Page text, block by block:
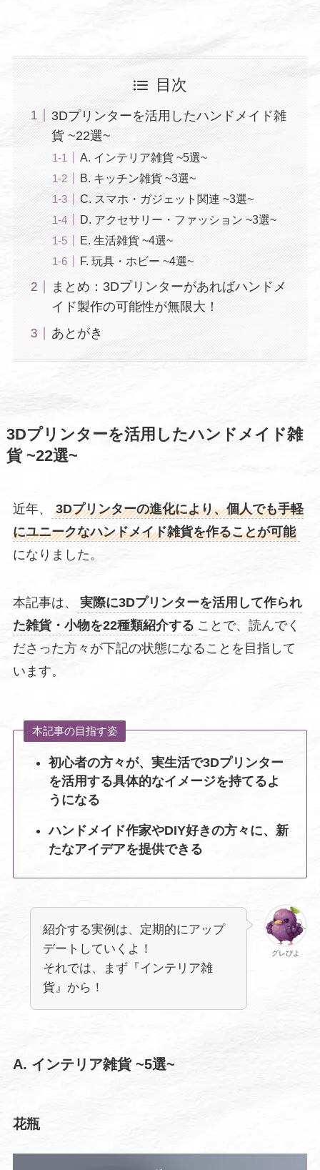
目次
3Dプリンターを活用したハンドメイド雑
貨 ~22選~
A. インテリア雑貨 ~5選~
B. キッチン雑貨 ~3選~
C. スマホ・ガジェット関連 ~3選~
D. アクセサリー・ファッション ~3選~
E. 生活雑貨 ~4選~
F. 玩具・ホビー ~4選~
まとめ：3Dプリンターがあればハンドメ
イド製作の可能性が無限大！
あとがき
3Dプリンターを活用したハンドメイド雑
貨 ~22選~
近年、
3Dプリンターの進化により、個人でも手軽
にユニークなハンドメイド雑貨を作ることが可能
になりました。
本記事は、
実際に3Dプリンターを活用して作られ
た雑貨・小物を22種類紹介する ことで、読んでく
ださった方々が下記の状態になることを目指して
います。
本記事の目指す姿
初心者の方々が、実生活で3Dプリンター
を活用する具体的なイメージを持てるよ
うになる
ハンドメイド作家やDIY好きの方々に、新
たなアイデアを提供できる
グレぴよ
紹介する実例は、定期的にアップ
デートしていくよ！
それでは、まず『インテリア雑
貨』から！
A. インテリア雑貨~5選~
花瓶